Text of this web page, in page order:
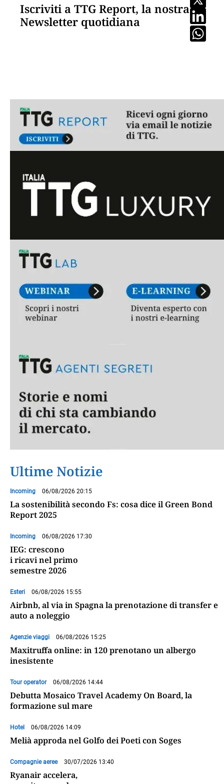
Iscriviti a TTG Report, la nostra
Newsletter quotidiana
Ultime Notizie
Incoming 06/08/2026 20:15
La sostenibilità secondo Fs: cosa dice il Green Bond
Report 2025
Incoming 06/08/2026 17:30
IEG: crescono
i ricavi nel primo
semestre 2026
Esteri 06/08/2026 15:55
Airbnb, al via in Spagna la prenotazione di transfer e
auto a noleggio
Agenzie viaggi 06/08/2026 15:25
Maxitruffa online: in 120 prenotano un albergo
inesistente
Tour operator 06/08/2026 14:44
Debutta Mosaico Travel Academy On Board, la
formazione sul mare
Hotel 06/08/2026 14:09
Melià approda nel Golfo dei Poeti con Soges
Compagnie aeree 30/07/2026 13:40
Ryanair accelera,